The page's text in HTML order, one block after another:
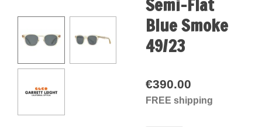
Semi-Flat
Blue Smoke
49/23
€390.00
FREE shipping